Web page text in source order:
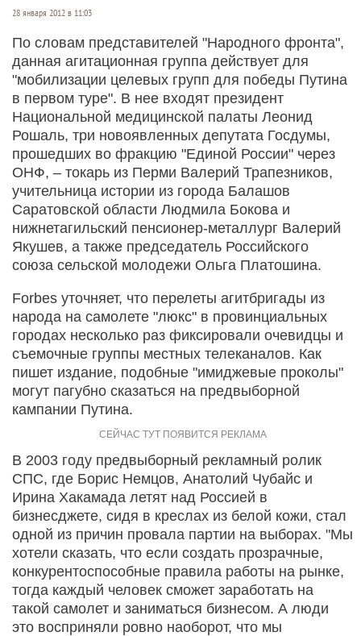
28 января 2012 в 11:03
По словам представителей "Народного фронта",
данная агитационная группа действует для
"мобилизации целевых групп для победы Путина
в первом туре". В нее входят президент
Национальной медицинской палаты Леонид
Рошаль, три новоявленных депутата Госдумы,
прошедших во фракцию "Единой России" через
ОНФ, – токарь из Перми Валерий Трапезников,
учительница истории из города Балашов
Саратовской области Людмила Бокова и
нижнетагильский пенсионер-металлург Валерий
Якушев, а также председатель Российского
союза сельской молодежи Ольга Платошина.
Forbes уточняет, что перелеты агитбригады из
народа на самолете "люкс" в провинциальных
городах несколько раз фиксировали очевидцы и
съемочные группы местных телеканалов. Как
пишет издание, подобные "имиджевые проколы"
могут пагубно сказаться на предвыборной
кампании Путина.
В 2003 году предвыборный рекламный ролик
СПС, где Борис Немцов, Анатолий Чубайс и
Ирина Хакамада летят над Россией в
бизнесджете, сидя в креслах из белой кожи, стал
одной из причин провала партии на выборах. "Мы
хотели сказать, что если создать прозрачные,
конкурентоспособные правила работы на рынке,
тогда каждый человек сможет заработать на
такой самолет и заниматься бизнесом. А люди
это восприняли ровно наоборот, что мы